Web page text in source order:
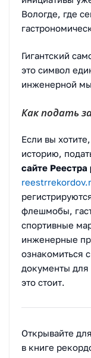
Вологде, где
Гигантский
это символ
инженерной
Как подать
Если вы
историю,
сайте
флешмобы,
спортивные
инженерные
ознакомиться
документы для
это стоит.
Открывайте
в книге